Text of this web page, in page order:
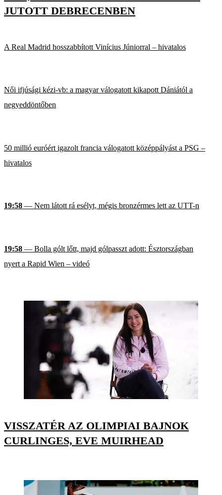
JUTOTT DEBRECENBEN
A Real Madrid hosszabbított Vinícius Júniorral – hivatalos
Női ifjúsági kézi-vb: a magyar válogatott kikapott Dániától a
negyeddöntőben
50 millió euróért igazolt francia válogatott középpályást a PSG –
hivatalos
19:58 — Nem látott rá esélyt, mégis bronzérmes lett az UTT-n
19:58 — Bolla gólt lőtt, majd gólpasszt adott: Észtországban
nyert a Rapid Wien – videó
VISSZATÉR AZ OLIMPIAI BAJNOK
CURLINGES, EVE MUIRHEAD